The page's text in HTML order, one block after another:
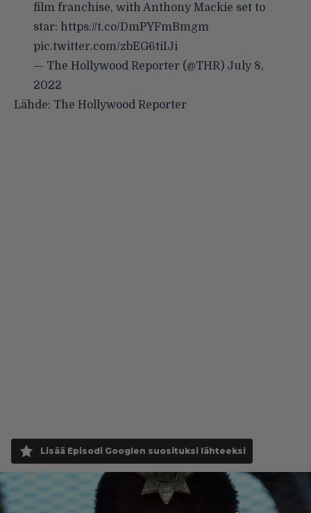
film franchise, with Anthony Mackie set to
star: https://t.co/DmPYFmBmgm
pic.twitter.com/zbEG6tiIJi
— The Hollywood Reporter (@THR) July 8,
2022
Lähde: The Hollywood Reporter
Lisää Episodi Googlen suosituksi lähteeksi